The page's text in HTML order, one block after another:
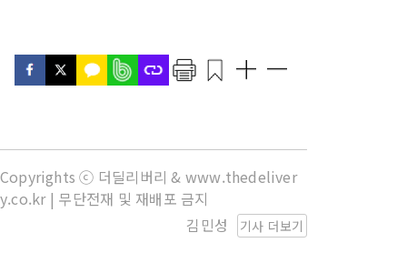
Copyrights ⓒ 더딜리버리 & www.thedeliver
y.co.kr | 무단전재 및 재배포 금지
기사 더보기
김민성